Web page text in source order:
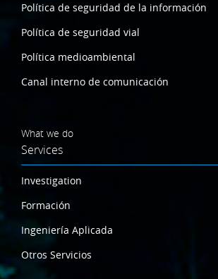
Política de seguridad de la información
Política de seguridad vial
Política medioambiental
Canal interno de comunicación
What we do
Services
Investigation
Formación
Ingeniería Aplicada
Otros Servicios